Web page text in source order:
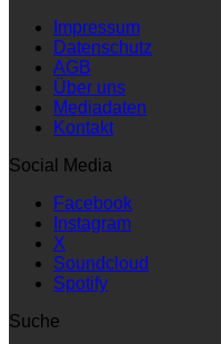
Impressum
Datenschutz
AGB
Über uns
Mediadaten
Kontakt
Social Media
Facebook
Instagram
X
Soundcloud
Spotify
Suche